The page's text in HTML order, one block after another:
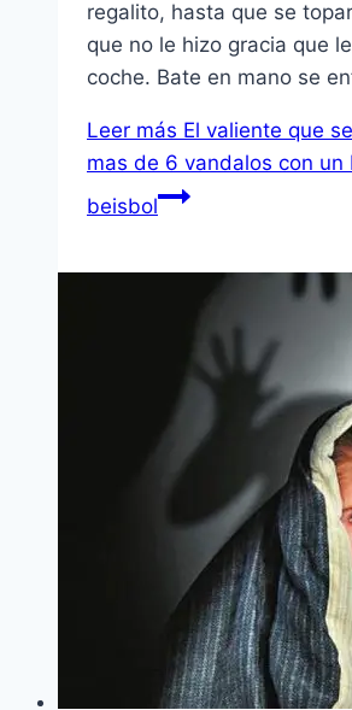
regalito, hasta que se
que no le hizo gracia que
coche. Bate en mano se
Leer más El valiente que
mas de 6 vandalos con un
beisbol